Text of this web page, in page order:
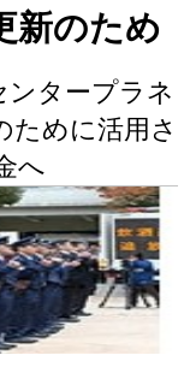
新のため
ンタープラネ
ために活用さ
へ